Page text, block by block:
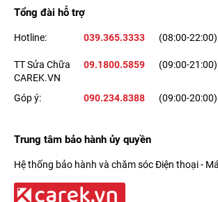
Tổng đài hỗ trợ
Hotline: 039.365.3333 (08:00-22:00)
TT Sửa Chữa
CAREK.VN
09.1800.5859 (09:00-21:00)
Góp ý: 090.234.8388 (09:00-20:00)
Trung tâm bảo hành ủy quyền
Hệ thống bảo hành và chăm sóc Điện thoại -